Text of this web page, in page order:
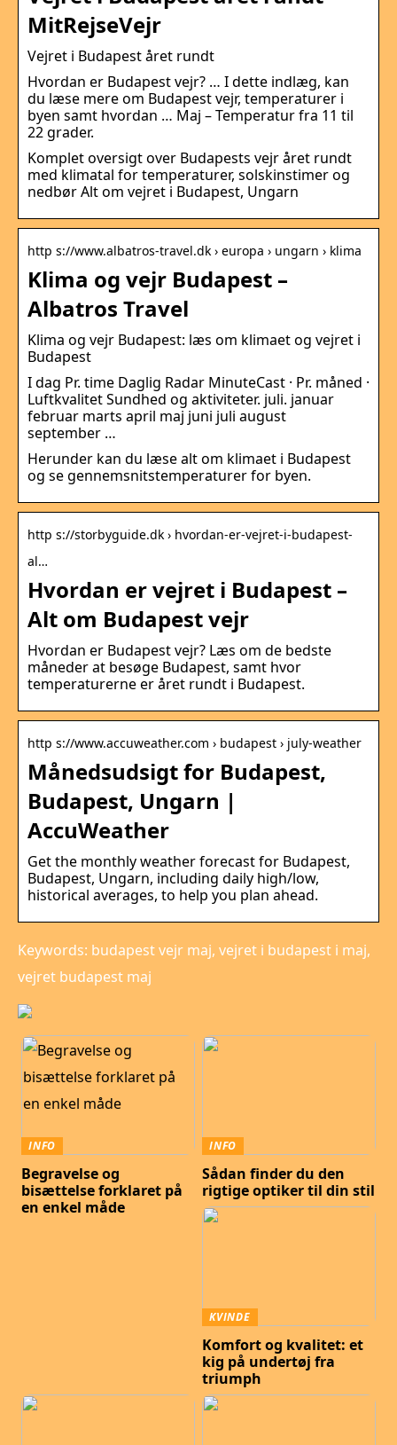
MitRejseVejr
Vejret i Budapest året rundt
Hvordan er Budapest vejr? … I dette indlæg, kan
du læse mere om Budapest vejr, temperaturer i
byen samt hvordan … Maj – Temperatur fra 11 til
22 grader.
Komplet oversigt over Budapests vejr året rundt
med klimatal for temperaturer, solskinstimer og
nedbør Alt om vejret i Budapest, Ungarn
http s://www.albatros-travel.dk › europa › ungarn › klima
Klima og vejr Budapest –
Albatros Travel
Klima og vejr Budapest: læs om klimaet og vejret i
Budapest
I dag Pr. time Daglig Radar MinuteCast · Pr. måned ·
Luftkvalitet Sundhed og aktiviteter. juli. januar
februar marts april maj juni juli august
september …
Herunder kan du læse alt om klimaet i Budapest
og se gennemsnitstemperaturer for byen.
http s://storbyguide.dk › hvordan-er-vejret-i-budapest-
al…
Hvordan er vejret i Budapest –
Alt om Budapest vejr
Hvordan er Budapest vejr? Læs om de bedste
måneder at besøge Budapest, samt hvor
temperaturerne er året rundt i Budapest.
http s://www.accuweather.com › budapest › july-weather
Månedsudsigt for Budapest,
Budapest, Ungarn |
AccuWeather
Get the monthly weather forecast for Budapest,
Budapest, Ungarn, including daily high/low,
historical averages, to help you plan ahead.
Keywords: budapest vejr maj, vejret i budapest i maj,
vejret budapest maj
INFO
Begravelse og
bisættelse forklaret på
en enkel måde
INFO
Sådan finder du den
rigtige optiker til din stil
KVINDE
Komfort og kvalitet: et
kig på undertøj fra
triumph